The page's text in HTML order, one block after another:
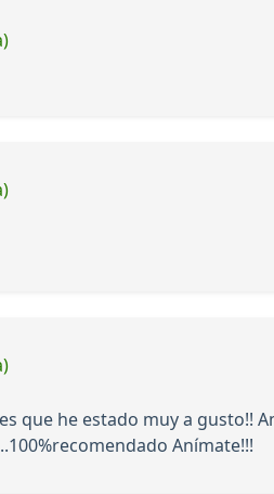
que he estado muy a
Anímate!!!